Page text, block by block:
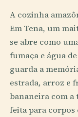
A cozinha
Em Tena, um
se abre como
fumaça e água
guarda a
estrada, arroz e
bananeira com
feita para corpos